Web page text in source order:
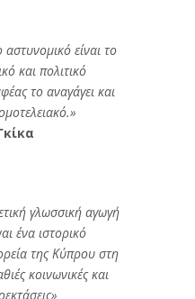
είναι το
και πολιτικό
το αναγάγει και
γλωσσική αγωγή
ένα ιστορικό
της Κύπρου στη
κοινωνικές και